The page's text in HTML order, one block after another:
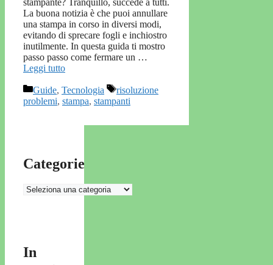
La buona notizia è che puoi annullare
una stampa in corso in diversi modi,
evitando di sprecare fogli e inchiostro
inutilmente. In questa guida ti mostro
passo passo come fermare un …
Leggi tutto
Categorie
Guide, Tecnologia Tag
risoluzione
problemi, stampa, stampanti
Categorie
Categorie
In